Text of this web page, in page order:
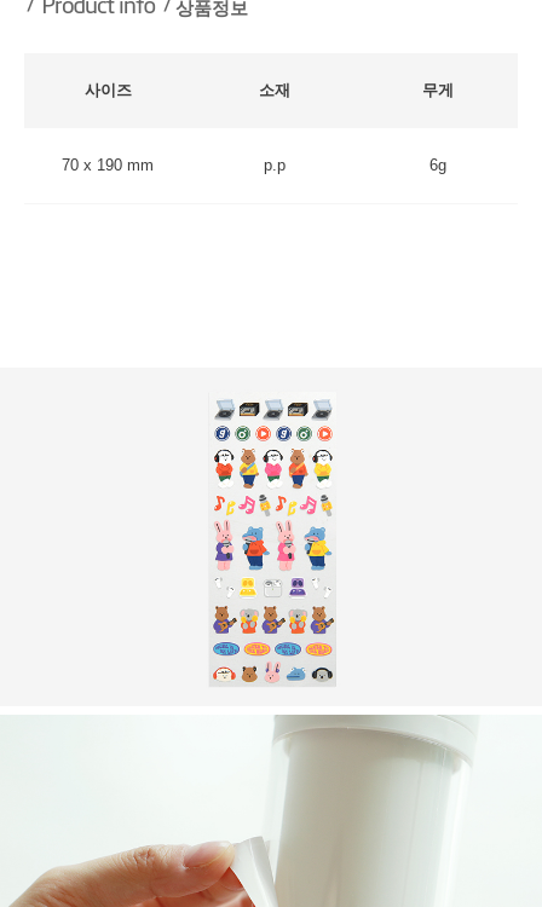
상품정보
사이즈 소재 무게
70 x 190 mm p.p 6g